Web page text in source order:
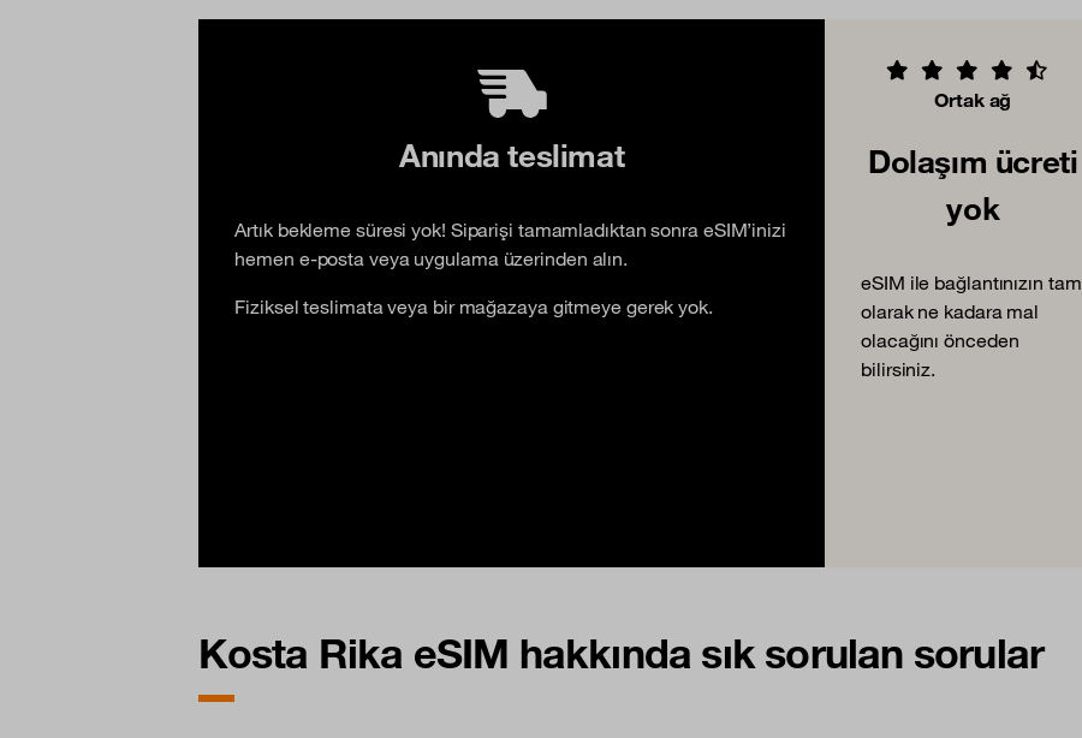
Anında teslimat
Artık bekleme süresi yok! Siparişi tamamladıktan sonra eSIM’inizi
hemen e-posta veya uygulama üzerinden alın.
Fiziksel teslimata veya bir mağazaya gitmeye gerek yok.
Ortak ağ
Dolaşım ücreti
yok
eSIM ile bağlantınızın tam
olarak ne kadara mal
olacağını önceden
bilirsiniz.
Kosta Rika eSIM hakkında sık sorulan sorular